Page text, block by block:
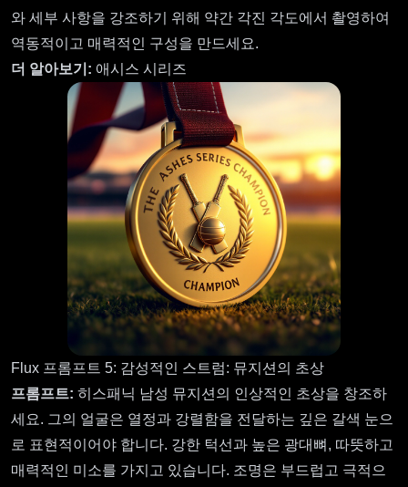
와 세부 사항을 강조하기 위해 약간 각진 각도에서 촬영하여
역동적이고 매력적인 구성을 만드세요.
더 알아보기: 애시스 시리즈
Flux 프롬프트 5: 감성적인 스트럼: 뮤지션의 초상
프롬프트: 히스패닉 남성 뮤지션의 인상적인 초상을 창조하
세요. 그의 얼굴은 열정과 강렬함을 전달하는 깊은 갈색 눈으
로 표현적이어야 합니다. 강한 턱선과 높은 광대뼈, 따뜻하고
매력적인 미소를 가지고 있습니다. 조명은 부드럽고 극적으